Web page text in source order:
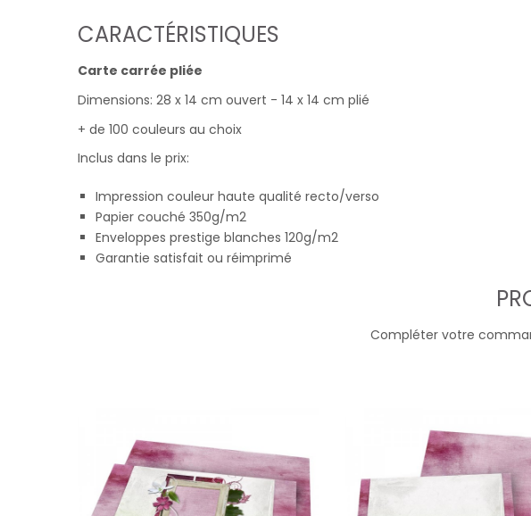
CARACTÉRISTIQUES
Carte carrée pliée
Dimensions: 28 x 14 cm ouvert - 14 x 14 cm plié
+ de 100 couleurs au choix
Inclus dans le prix:
Impression couleur haute qualité recto/verso
Papier couché 350g/m2
Enveloppes prestige blanches 120g/m2
Garantie satisfait ou réimprimé
Compléter votre